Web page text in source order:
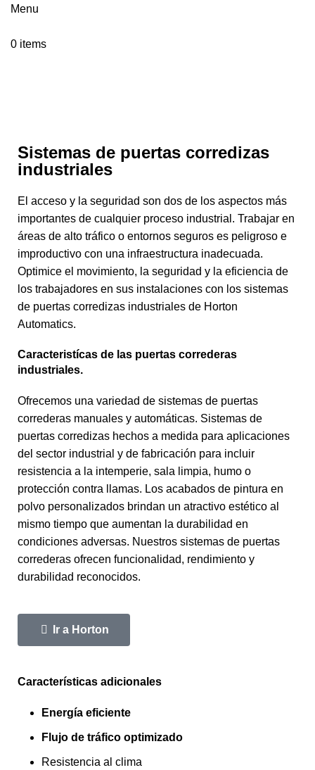
Menu
0 items
Sistemas de puertas corredizas
industriales
El acceso y la seguridad son dos de los aspectos más
importantes de cualquier proceso industrial. Trabajar en
áreas de alto tráfico o entornos seguros es peligroso e
improductivo con una infraestructura inadecuada.
Optimice el movimiento, la seguridad y la eficiencia de
los trabajadores en sus instalaciones con los sistemas
de puertas corredizas industriales de Horton
Automatics.
Caracteristícas de las puertas correderas
industriales.
Ofrecemos una variedad de sistemas de puertas
correderas manuales y automáticas. Sistemas de
puertas corredizas hechos a medida para aplicaciones
del sector industrial y de fabricación para incluir
resistencia a la intemperie, sala limpia, humo o
protección contra llamas. Los acabados de pintura en
polvo personalizados brindan un atractivo estético al
mismo tiempo que aumentan la durabilidad en
condiciones adversas. Nuestros sistemas de puertas
correderas ofrecen funcionalidad, rendimiento y
durabilidad reconocidos.
Ir a Horton
Características adicionales
Energía eficiente
Flujo de tráfico optimizado
Resistencia al clima